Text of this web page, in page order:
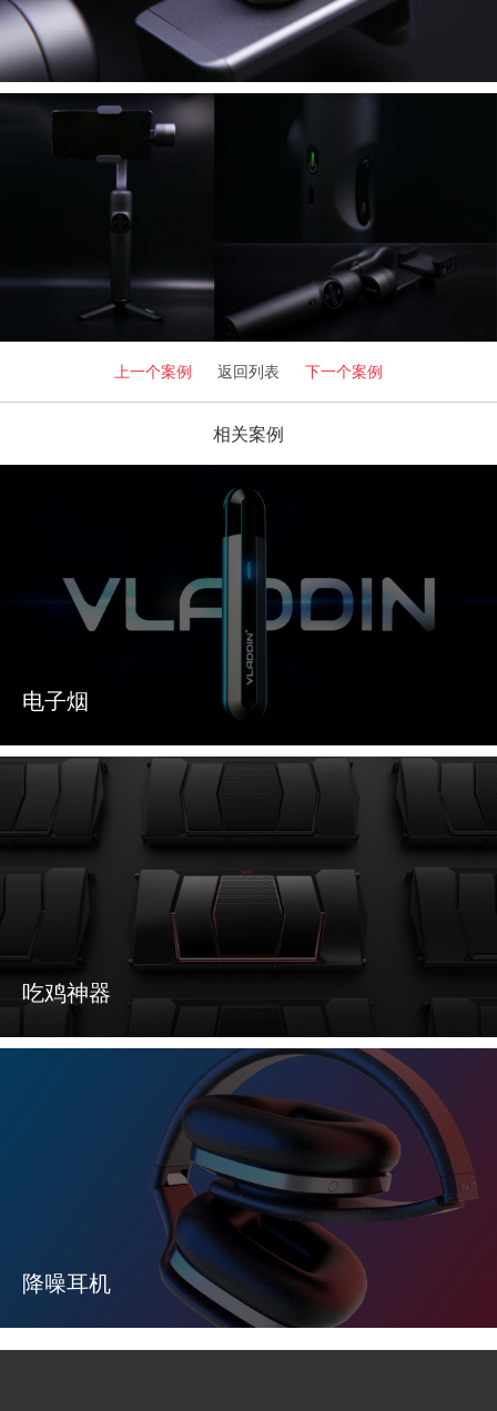
上一个案例 返回列表 下一个案例
相关案例
电子烟
吃鸡神器
降噪耳机